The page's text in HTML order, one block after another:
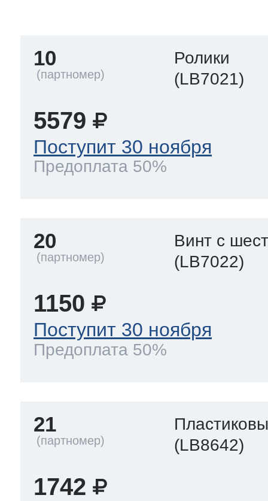
морозилок
холод.камер
10
Ролики
(LB7021)
5579
Поступит 30 ноября
Предоплата 50%
20
Винт с
(LB7022)
1150
Поступит 30 ноября
Предоплата 50%
21
(LB8642)
1742